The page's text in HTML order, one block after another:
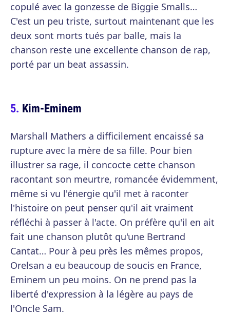
copulé avec la gonzesse de Biggie Smalls…
C'est un peu triste, surtout maintenant que les
deux sont morts tués par balle, mais la
chanson reste une excellente chanson de rap,
porté par un beat assassin.
Kim-Eminem
Marshall Mathers a difficilement encaissé sa
rupture avec la mère de sa fille. Pour bien
illustrer sa rage, il concocte cette chanson
racontant son meurtre, romancée évidemment,
même si vu l'énergie qu'il met à raconter
l'histoire on peut penser qu'il ait vraiment
réfléchi à passer à l'acte. On préfère qu'il en ait
fait une chanson plutôt qu'une Bertrand
Cantat… Pour à peu près les mêmes propos,
Orelsan a eu beaucoup de soucis en France,
Eminem un peu moins. On ne prend pas la
liberté d'expression à la légère au pays de
l'Oncle Sam.